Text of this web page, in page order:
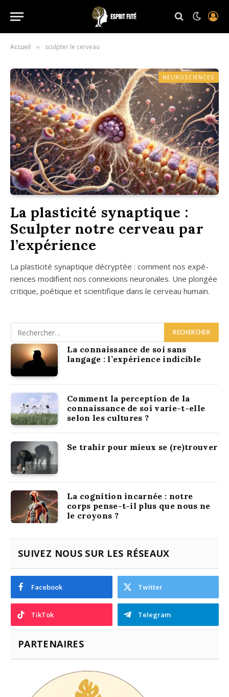
Accueil » sculpter le cerveau
NEUROSCIENCES
La plasticité synaptique :
Sculpter notre cerveau par
l’expérience
La plas­ti­ci­té synap­tique décryp­tée : com­ment nos expé­
riences modi­fient nos connexions neu­ro­nales. Une plon­gée
cri­tique, poé­tique et scien­ti­fique dans le cer­veau humain.
La connaissance de soi sans
langage : l’expérience indicible
Comment la perception de la
connaissance de soi varie-t-elle
selon les cultures ?
Se trahir pour mieux se (re)trouver
La cognition incarnée : notre
corps pense-t-il plus que nous ne
le croyons ?
SUIVEZ NOUS SUR LES RÉSEAUX
Facebook Twitter
TikTok Telegram
PARTENAIRES